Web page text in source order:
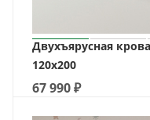
Двухъярусная
120х200
67 990₽